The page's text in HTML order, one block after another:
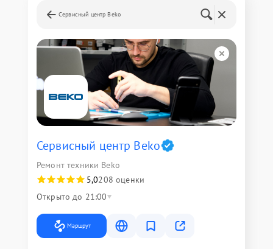
Сервисный центр Beko
Сервисный центр Beko
Ремонт техники Beko
5,0208 оценки
Открыто до 21:00
Маршрут